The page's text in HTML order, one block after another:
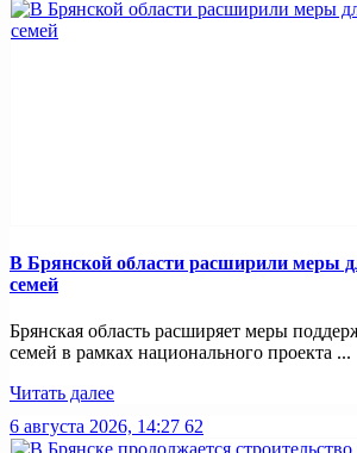
В Брянской области расширили меры
семей
Брянская область расширяет меры
семей в рамках национального проекта ...
Читать далее
6 августа 2026, 14:27 62